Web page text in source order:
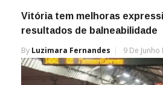
Vitória tem melhoras
resultados de balneabilidade
By Luzimara Fernandes 9 De Junho